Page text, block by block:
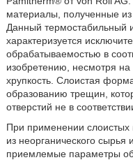
материалы, полученные из
Данный термостабильный
характеризуется
обрабатываемостью в
изобретению, несмотря
хрупкость. Слоистая
образованию трещин,
отверстий не в
При применении слоистых
из неорганического
приемлемые параметры